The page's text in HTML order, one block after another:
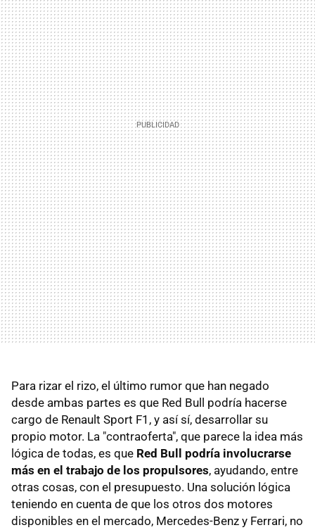
Para rizar el rizo, el último rumor que han negado
desde ambas partes es que Red Bull podría hacerse
cargo de Renault Sport F1, y así sí, desarrollar su
propio motor. La "contraoferta", que parece la idea más
lógica de todas, es que Red Bull podría involucrarse
más en el trabajo de los propulsores, ayudando, entre
otras cosas, con el presupuesto. Una solución lógica
teniendo en cuenta de que los otros dos motores
disponibles en el mercado, Mercedes-Benz y Ferrari, no